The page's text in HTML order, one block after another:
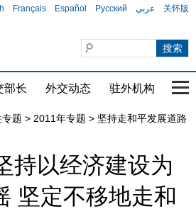
Français Español Русский عربي 关怀版
部长 外交动态 驻外机构 国
专题 > 2011年专题 > 坚持走和平发展道路
持以经济建设为
坚定不移地走和